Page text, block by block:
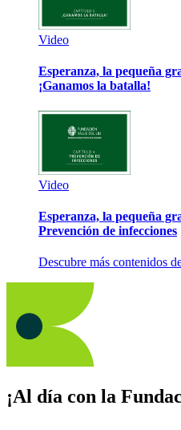
Video
Esperanza, la pequeña
¡Ganamos la batalla!
Video
Esperanza, la pequeña
Prevención de infecciones
Descubre más contenidos
¡Al día con la